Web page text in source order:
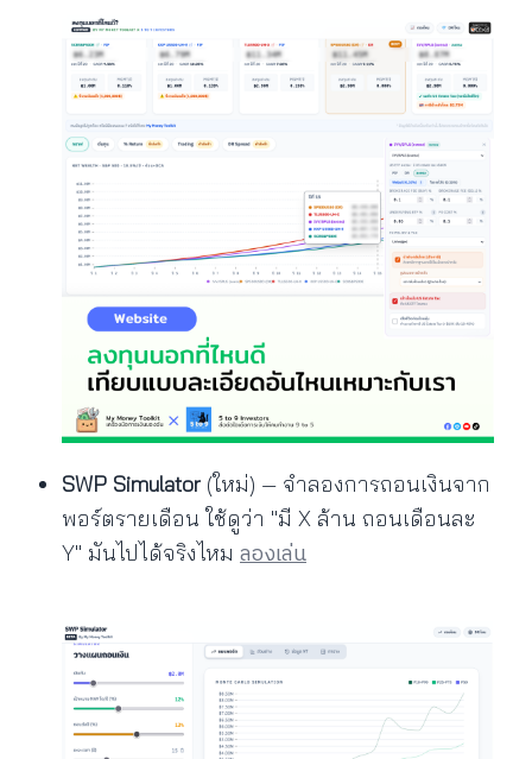
SWP Simulator (ใหม่) — จำลองการถอนเงินจาก
พอร์ตรายเดือน ใช้ดูว่า "มี X ล้าน ถอนเดือนละ
Y" มันไปได้จริงไหม ลองเล่น